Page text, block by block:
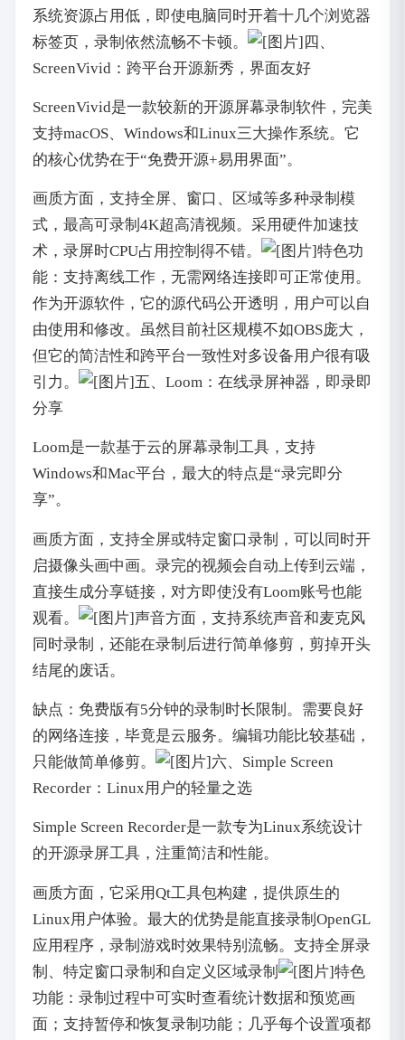
系统资源占用低，即使电脑同时开着十几个浏览器
标签页，录制依然流畅不卡顿。
四、
ScreenVivid：跨平台开源新秀，界面友好
ScreenVivid是一款较新的开源屏幕录制软件，完美
支持macOS、Windows和Linux三大操作系统。它
的核心优势在于“免费开源+易用界面”。
画质方面，支持全屏、窗口、区域等多种录制模
式，最高可录制4K超高清视频。采用硬件加速技
术，录屏时CPU占用控制得不错。
特色功
能：支持离线工作，无需网络连接即可正常使用。
作为开源软件，它的源代码公开透明，用户可以自
由使用和修改。虽然目前社区规模不如OBS庞大，
但它的简洁性和跨平台一致性对多设备用户很有吸
引力。
五、Loom：在线录屏神器，即录即
分享
Loom是一款基于云的屏幕录制工具，支持
Windows和Mac平台，最大的特点是“录完即分
享”。
画质方面，支持全屏或特定窗口录制，可以同时开
启摄像头画中画。录完的视频会自动上传到云端，
直接生成分享链接，对方即使没有Loom账号也能
观看。
声音方面，支持系统声音和麦克风
同时录制，还能在录制后进行简单修剪，剪掉开头
结尾的废话。
缺点：免费版有5分钟的录制时长限制。需要良好
的网络连接，毕竟是云服务。编辑功能比较基础，
只能做简单修剪。
六、Simple Screen
Recorder：Linux用户的轻量之选
Simple Screen Recorder是一款专为Linux系统设计
的开源录屏工具，注重简洁和性能。
画质方面，它采用Qt工具包构建，提供原生的
Linux用户体验。最大的优势是能直接录制OpenGL
应用程序，录制游戏时效果特别流畅。支持全屏录
制、特定窗口录制和自定义区域录制
特色
功能：录制过程中可实时查看统计数据和预览画
面；支持暂停和恢复录制功能；几乎每个设置项都